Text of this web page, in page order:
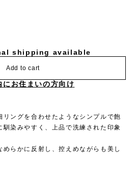
shipping available
Add to cart
にお住まいの方向け
リングを合わせたようなシンプルで飽
染みやすく、上品で洗練された印象
らかに反射し、控えめながらも美し